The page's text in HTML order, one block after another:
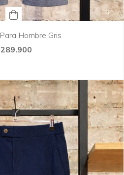
Hombre Gris